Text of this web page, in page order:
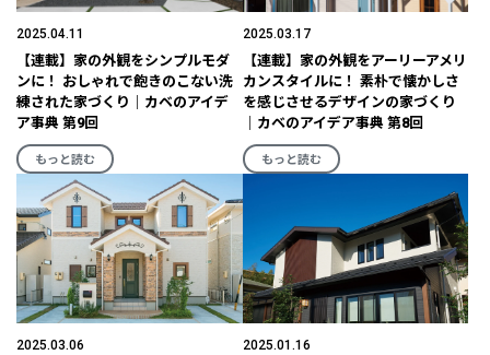
2025.04.11
【連載】家の外観をシンプルモダ
ンに！ おしゃれで飽きのこない洗
練された家づくり｜カベのアイデ
ア事典 第9回
もっと読む
2025.03.17
【連載】家の外観をアーリーアメリ
カンスタイルに！ 素朴で懐かしさ
を感じさせるデザインの家づくり
｜カベのアイデア事典 第8回
もっと読む
2025.03.06 2025.01.16